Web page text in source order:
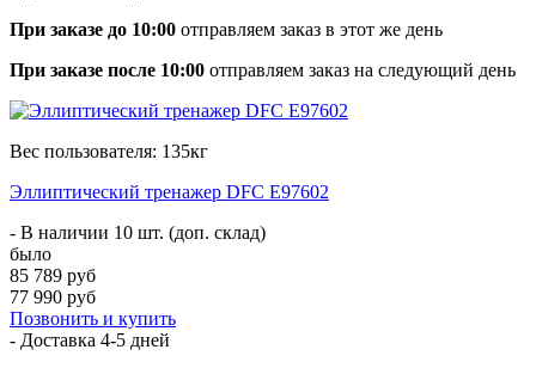
При заказе до 10:00 отправляем заказ в этот же день
При заказе после 10:00 отправляем заказ на следующий день
Вес пользователя: 135кг
Эллиптический тренажер DFC E97602
- В наличии 10 шт. (доп. склад)
было
85 789 руб
77 990 руб
Позвонить и купить
- Доставка 4-5 дней